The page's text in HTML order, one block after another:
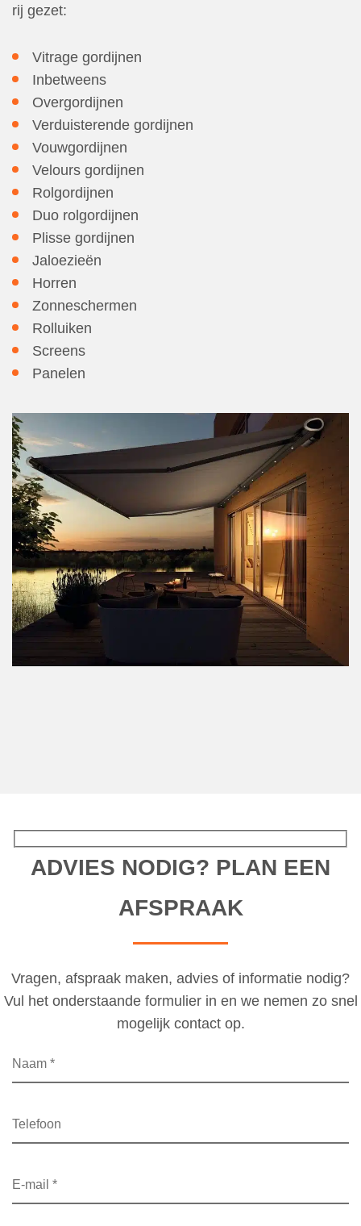
rij gezet:
Vitrage gordijnen
Inbetweens
Overgordijnen
Verduisterende gordijnen
Vouwgordijnen
Velours gordijnen
Rolgordijnen
Duo rolgordijnen
Plisse gordijnen
Jaloezieën
Horren
Zonneschermen
Rolluiken
Screens
Panelen
ADVIES NODIG? PLAN EEN
AFSPRAAK
Vragen, afspraak maken, advies of informatie nodig?
Vul het onderstaande formulier in en we nemen zo snel
mogelijk contact op.